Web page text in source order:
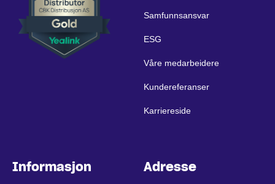
Samfunnsansvar
ESG
Våre medarbeidere
Kundereferanser
Karriereside
Informasjon Adresse